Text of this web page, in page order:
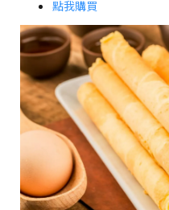
點我購買